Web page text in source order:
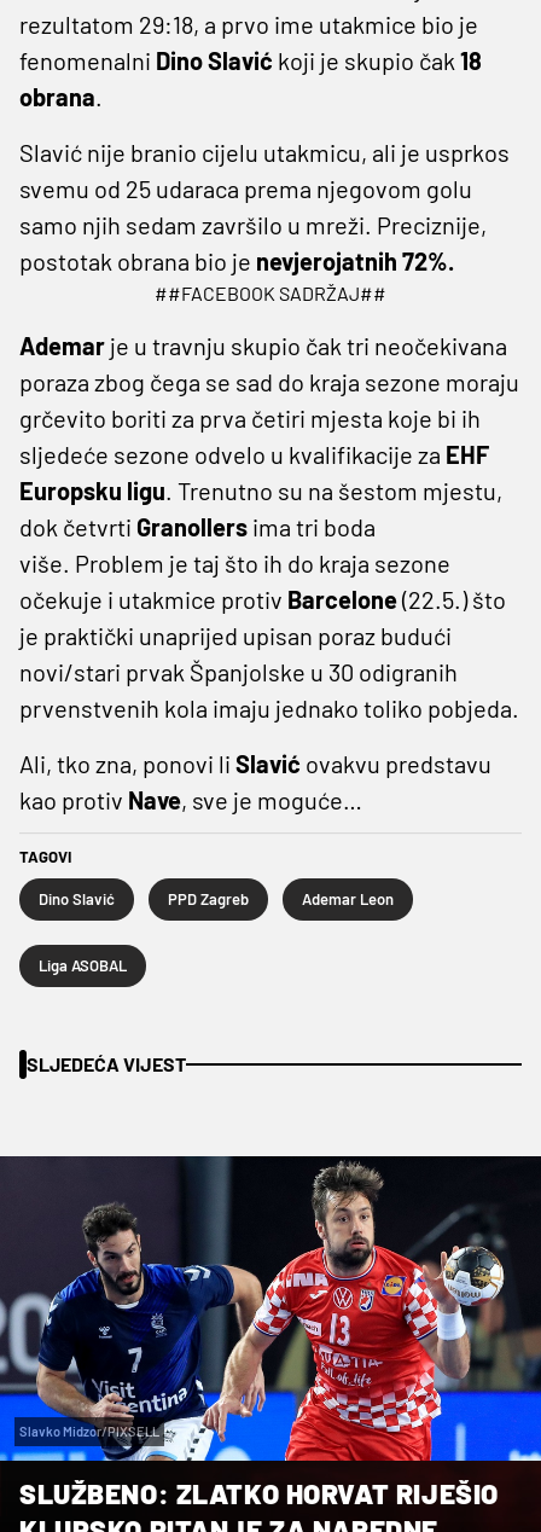
rezultatom 29:18, a prvo ime utakmice bio je
fenomenalni Dino Slavić koji je skupio čak 18
obrana.
Slavić nije branio cijelu utakmicu, ali je usprkos
svemu od 25 udaraca prema njegovom golu
samo njih sedam završilo u mreži. Preciznije,
postotak obrana bio je nevjerojatnih 72%.
##FACEBOOK SADRŽAJ##
Ademar je u travnju skupio čak tri neočekivana
poraza zbog čega se sad do kraja sezone moraju
grčevito boriti za prva četiri mjesta koje bi ih
sljedeće sezone odvelo u kvalifikacije za EHF
Europsku ligu. Trenutno su na šestom mjestu,
dok četvrti Granollers ima tri boda
više. Problem je taj što ih do kraja sezone
očekuje i utakmice protiv Barcelone(22.5.) što
je praktički unaprijed upisan poraz budući
novi/stari prvak Španjolske u 30 odigranih
prvenstvenih kola imaju jednako toliko pobjeda.
Ali, tko zna, ponovi li Slavić ovakvu predstavu
kao protiv Nave, sve je moguće…
TAGOVI
Dino Slavić PPD Zagreb Ademar Leon
Liga ASOBAL
SLJEDEĆA VIJEST
Slavko Midzor/PIXSELL
SLUŽBENO: ZLATKO HORVAT RIJEŠIO